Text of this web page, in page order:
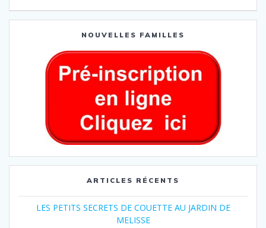
NOUVELLES FAMILLES
ARTICLES RÉCENTS
LES PETITS SECRETS DE COUETTE AU JARDIN DE
MELISSE